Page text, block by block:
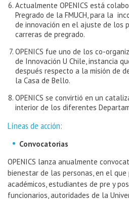
Actualmente OPENICS está
Pregrado de la FMUCH, para la
de innovación en el ajuste de los
carreras de pregrado.
OPENICS fue uno de los co-
de Innovación U Chile, instancia
después respecto a la misión de
la Casa de Bello.
OPENICS se convirtió en un
interior de los diferentes
Líneas de acción:
Convocatorias
OPENICS lanza anualmente
bienestar de las personas, en el
académicos, estudiantes de pre y
funcionarios, autoridades de la